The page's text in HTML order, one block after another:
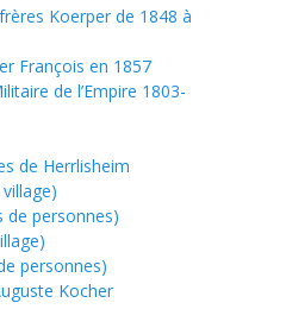
Koerper de 1848 à
François en 1857
de l’Empire 1803-
de Herrlisheim
de personnes)
personnes)
Kocher